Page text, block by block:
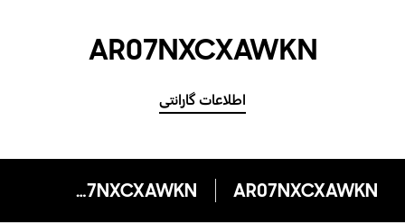
AR07NXCXAWKN
اطلاعات گارانتی
AR07NXCXAWKN
AR07NXCXAWKN